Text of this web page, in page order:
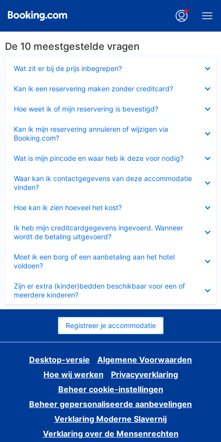
De 10 meestgestelde vragen
Wat zit er bij de prijs inbegrepen?
Kan ik een reservering maken zonder creditcard?
Hoe weet ik of mijn reservering is bevestigd?
Kan ik mijn reservering annuleren of wijzigen via
Booking.com?
Wat is mijn pincode en waar heb ik deze voor nodig?
Waar kan ik contactgegevens van deze accommodatie
vinden?
Hoe kan ik zien hoeveel het kost?
Ik heb mijn creditcardgegevens ingevoerd. Wanneer
wordt de betaling uitgevoerd?
Moet ik een borg of een aanbetaling aan het hotel
voldoen?
Zijn er extra (kinder)bedden beschikbaar voor een of
meerdere kinderen?
Registreer je accommodatie
Desktop-versie
Algemene Voorwaarden
Hoe wij werken
Privacyverklaring
Beheer cookie-instellingen
Beheer gepersonaliseerde aanbevelingen
Verklaring Moderne Slavernij
Verklaring over de Mensenrechten